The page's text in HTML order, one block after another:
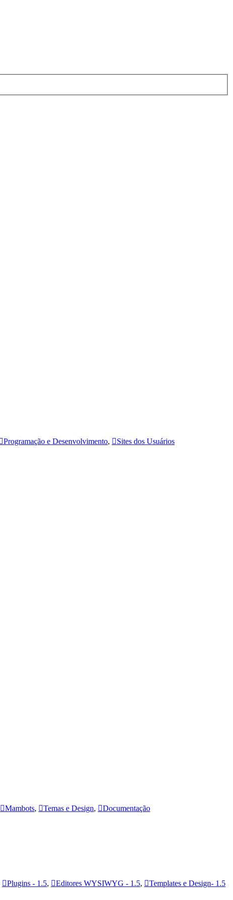
Programação e Desenvolvimento,
Sites dos Usuários
Mambots, Temas e Design,
Documentação
Plugins - 1.5, Editores WYSIWYG - 1.5,
Templates e Design- 1.5